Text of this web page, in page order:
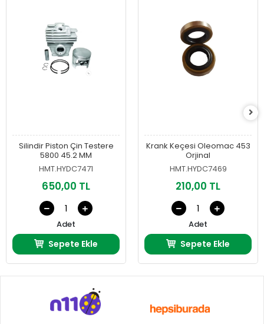
Silindir Piston Çin Testere
5800 45.2 MM
HMT.HYDC7471
650,00 TL
Adet
Sepete Ekle
Krank Keçesi Oleomac 453
Orjinal
HMT.HYDC7469
210,00 TL
Adet
Sepete Ekle